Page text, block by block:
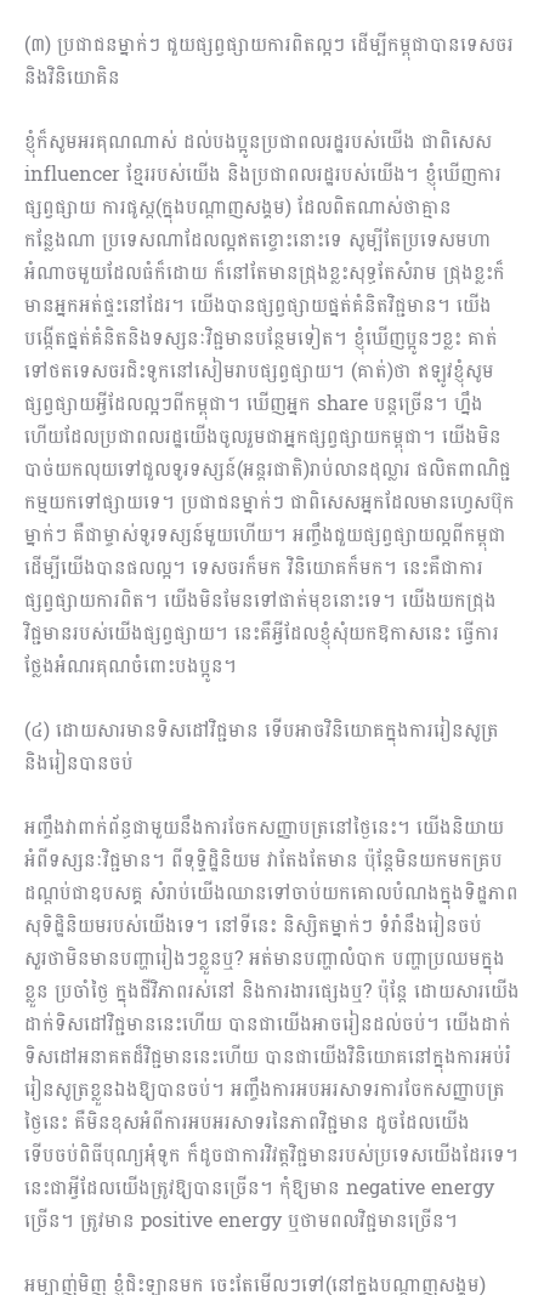
(៣) ប្រជាជនម្នាក់ៗ ជួយផ្សព្វផ្សាយការពិតល្អៗ ដើម្បីកម្ពុជាបានទេសចរ
និងវិនិយោគិន
ខ្ញុំក៏សូមអរគុណណាស់ ដល់បងប្អូនប្រជាពលរដ្ឋរបស់យើង ជាពិសេស
influencer ខ្មែររបស់យើង និងប្រជាពល​រដ្ឋរបស់យើង។ ខ្ញុំឃើញការ
ផ្សព្វផ្សាយ ការផូស្ដ(ក្នុងបណ្ដាញសង្គម) ដែលពិតណាស់ថាគ្មាន
កន្លែងណា ប្រ​ទេសណាដែលល្អឥតខ្ចោះនោះទេ សូម្បីតែប្រទេសមហា
អំណាចមួយដែលធំក៏ដោយ ក៏នៅតែមានជ្រុងខ្លះសុទ្ធ​តែសំរាម ជ្រុងខ្លះក៏
មានអ្នកអត់ផ្ទះនៅដែរ។ យើងបានផ្សព្វផ្សាយផ្នត់គំនិតវិជ្ជមាន។ យើង
បង្កើតផ្នត់គំនិតនិងទស្សនៈវិជ្ជមានបន្ថែមទៀត។ ខ្ញុំឃើញប្អូនៗខ្លះ គាត់
ទៅថតទេសចរជិះទូកនៅសៀមរាបផ្សព្វផ្សាយ។ (គាត់)ថា ឥឡូវខ្ញុំសូម
ផ្សព្វផ្សាយអ្វីដែលល្អៗពីកម្ពុជា។ ឃើញអ្នក share បន្តច្រើន។ ហ្នឹង
ហើយដែលប្រជាពលរដ្ឋយើងចូលរួមជាអ្នកផ្សព្វផ្សាយកម្ពុជា។ យើងមិន
បាច់យកលុយទៅជួលទូរទស្សន៍(អន្តរជាតិ)រាប់លានដុល្លារ ផលិតពា​ណិជ្ជ
កម្មយកទៅផ្សាយទេ។ ប្រជាជនម្នាក់ៗ ជាពិសេសអ្នកដែលមានហ្វេសប៊ុក
ម្នាក់ៗ គឺជាម្ចាស់ទូរទស្សន៍មួយហើយ។ អញ្ចឹងជួយផ្សព្វផ្សាយល្អពីកម្ពុជា
ដើម្បីយើងបានផលល្អ។ ទេសចរក៏មក វិនិយោគក៏មក។ នេះគឺជាការ
ផ្សព្វផ្សាយការពិត។ យើងមិនមែនទៅផាត់មុខនោះទេ។ យើងយកជ្រុង
វិជ្ជមានរបស់យើងផ្សព្វផ្សាយ។ នេះគឺអ្វីដែលខ្ញុំសុំយកឱកាសនេះ ធ្វើការ
ថ្លែងអំណរគុណចំពោះបងប្អូន។
(៤) ដោយសារមានទិសដៅវិជ្ជមាន ទើបអាចវិនិយោគក្នុងការរៀនសូត្រ
និងរៀនបានចប់
អញ្ចឹងវាពាក់ព័ន្ធជាមួយនឹងការចែកសញ្ញាបត្រនៅថ្ងៃនេះ។ យើងនិយាយ
អំពីទស្សនៈវិជ្ជមាន។ ពីទុទ្ទិដ្ឋិនិយម វាតែងតែមាន ប៉ុន្តែមិនយកមកគ្រប
ដណ្ដប់ជាឧបសគ្គ សំរាប់យើងឈានទៅចាប់យកគោលបំណងក្នុងទិដ្ឋភាព
សុទិដ្ឋិនិយមរបស់យើងទេ។ នៅទីនេះ និស្សិតម្នាក់ៗ ទំរាំនឹងរៀនចប់
សួរថាមិនមានបញ្ហារៀងៗខ្លួនឬ? អត់មានបញ្ហាលំបាក បញ្ហាប្រឈមក្នុង
ខ្លួន ប្រចាំថ្ងៃ ក្នុងជីវិភាពរស់នៅ និងការងារផ្សេងឬ? ប៉ុន្តែ ដោយសារយើង
ដាក់ទិសដៅវិជ្ជមាននេះហើយ បានជាយើងអាចរៀនដល់ចប់។ យើងដាក់
ទិសដៅអនាគតដ៏វិជ្ជមាននេះហើយ បានជាយើងវិនិយោគនៅក្នុងការអប់រំ
រៀនសូត្រខ្លួនឯងឱ្យបានចប់។ អញ្ចឹងការអបអរសាទរការចែកសញ្ញាបត្រ
ថ្ងៃនេះ គឺមិនខុសអំពីការអបអរសាទរនៃភាពវិជ្ជមាន ដូចដែលយើង
ទើបចប់ពិធីបុណ្យអុំទូក ក៏ដូចជាការវិវត្តវិជ្ជមានរបស់​ប្រទេសយើងដែរទេ។
នេះជាអ្វីដែលយើងត្រូវឱ្យបានច្រើន។ កុំឱ្យមាន negative energy
ច្រើន។ ត្រូវមាន positive energy ឬថាមពលវិជ្ជមានច្រើន។
អម្បាញ់មិញ ខ្ញុំជិះឡានមក ចេះតែមើលៗទៅ(នៅក្នុងបណ្ដាញសង្គម)